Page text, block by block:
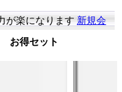
が楽になります新規会
お得セット